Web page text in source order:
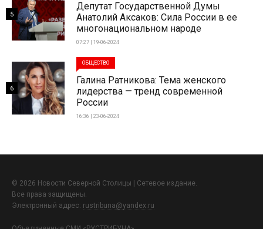
Депутат Государственной Думы
Анатолий Аксаков: Сила России в ее
многонациональном народе
07:27 | 19-06-2024
5
ОБЩЕСТВО
Галина Ратникова: Тема женского
лидерства — тренд современной
России
16:36 | 23-06-2024
6
© 2026 Новости Северной Столицы | Сетевое издание.
Все права защищены.
Электронный адрес: rustribuna@yandex.ru